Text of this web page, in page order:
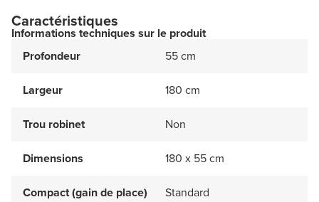
Caractéristiques
Informations techniques sur le produit
Profondeur
55 cm
Largeur 180 cm
Trou robinet Non
Dimensions 180 x 55 cm
Compact (gain de place) Standard